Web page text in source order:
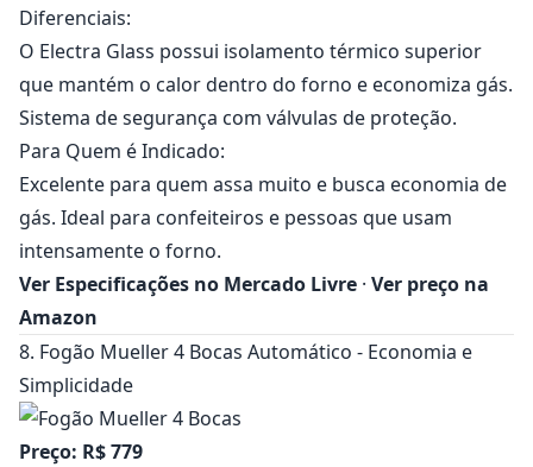
Diferenciais:
O Electra Glass possui isolamento térmico superior
que mantém o calor dentro do forno e economiza gás.
Sistema de segurança com válvulas de proteção.
Para Quem é Indicado:
Excelente para quem assa muito e busca economia de
gás. Ideal para confeiteiros e pessoas que usam
intensamente o forno.
Ver Especificações no Mercado Livre · Ver preço na
Amazon
8. Fogão Mueller 4 Bocas Automático - Economia e
Simplicidade
Preço: R$ 779